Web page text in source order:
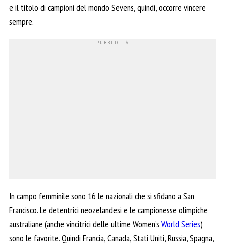
e il titolo di campioni del mondo Sevens, quindi, occorre vincere
sempre.
In campo femminile sono 16 le nazionali che si sfidano a San
Francisco. Le detentrici neozelandesi e le campionesse olimpiche
australiane (anche vincitrici delle ultime Women’s World Series)
sono le favorite. Quindi Francia, Canada, Stati Uniti, Russia, Spagna,